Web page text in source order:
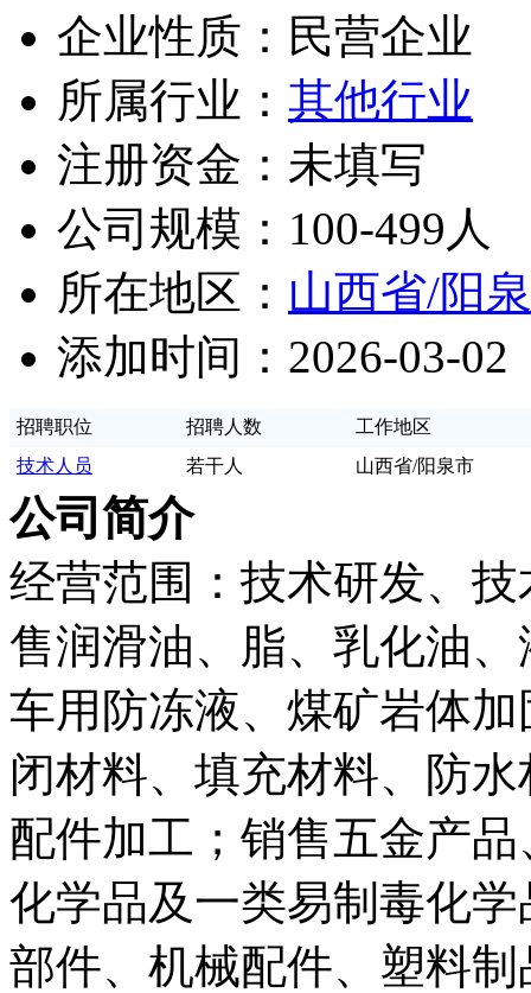
企业性质：民营企业
所属行业： 其他行业
注册资金：未填写
公司规模：100-499人
所在地区： 山西省/阳
添加时间：2026-03-02
招聘职位 招聘人数
工作地区
技术人员
若干人 山西省/阳泉市
公司简介
经营范围：技术研发、
售润滑油、脂、乳化油
车用防冻液、煤矿岩体
闭材料、填充材料、防
配件加工；销售五金产
化学品及一类易制毒化
部件、机械配件、塑料